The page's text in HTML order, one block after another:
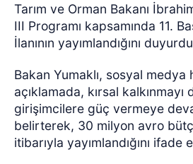
Tarım ve Orman Bakanı
III Programı kapsamında 11.
İlanının yayımlandığını
Bakan Yumaklı, sosyal medya
açıklamada, kırsal
girişimcilere güç vermeye
belirterek, 30 milyon avro
itibarıyla yayımlandığını ifade